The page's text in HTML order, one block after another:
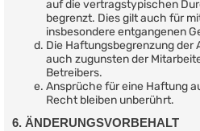
auf die vertragstypischen
begrenzt. Dies gilt auch für
insbesondere entgangenen
Die Haftungsbegrenzung der
auch zugunsten der
Betreibers.
Ansprüche für eine Haftung
Recht bleiben unberührt.
6. ÄNDERUNGSVORBEHALT